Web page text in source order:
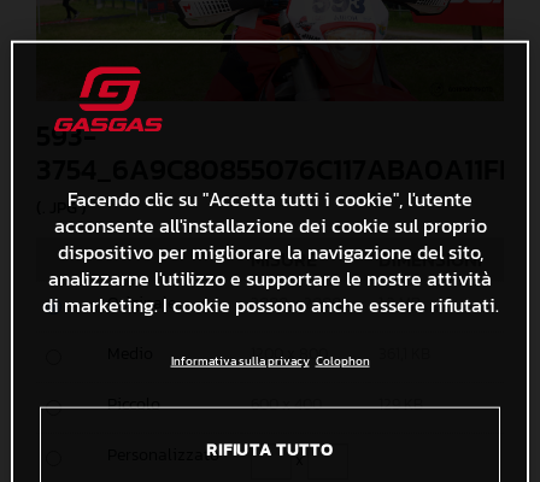
593-
(. JPG )
MISURE DIMENSIONI
Originale 3000 x 2000 1,3 MB
1200 x 800
Piccolo 600 x 400 129 KB
Personalizzato x
Facendo clic su "Accetta tutti i cookie", l'utente
acconsente all'installazione dei cookie sul proprio
dispositivo per migliorare la navigazione del sito,
analizzarne l'utilizzo e supportare le nostre attività
di marketing. I cookie possono anche essere rifiutati.
Informativa sulla privacy Colophon
RIFIUTA TUTTO